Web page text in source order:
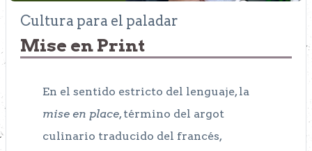
Cultura para el paladar
Mise en Print
En el sentido estricto del lenguaje, la
mise en place, término del argot
culinario traducido del francés,